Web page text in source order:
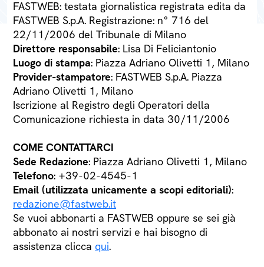
FASTWEB: testata giornalistica registrata edita da
FASTWEB S.p.A. Registrazione: n° 716 del
22/11/2006 del Tribunale di Milano
Direttore responsabile: Lisa Di Feliciantonio
Luogo di stampa: Piazza Adriano Olivetti 1, Milano
Provider-stampatore: FASTWEB S.p.A. Piazza
Adriano Olivetti 1, Milano
Iscrizione al Registro degli Operatori della
Comunicazione richiesta in data 30/11/2006
COME CONTATTARCI
Sede Redazione: Piazza Adriano Olivetti 1, Milano
Telefono: +39-02-4545-1
Email (utilizzata unicamente a scopi editoriali):
redazione@fastweb.it
Se vuoi abbonarti a FASTWEB oppure se sei già
abbonato ai nostri servizi e hai bisogno di
assistenza clicca qui.